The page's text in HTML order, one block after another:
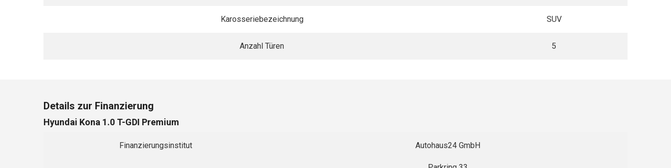
Karosseriebezeichnung SUV
Anzahl Türen 5
Details zur Finanzierung
Hyundai Kona 1.0 T-GDI Premium
Finanzierungsinstitut Autohaus24 GmbH